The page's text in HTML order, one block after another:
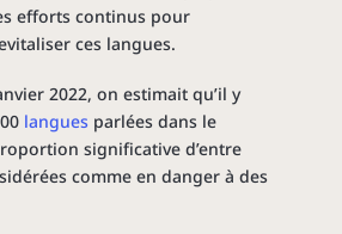
efforts continus pour
ces langues.
2022, on estimait qu’il y
langues parlées dans le
significative d’entre
comme en danger à des